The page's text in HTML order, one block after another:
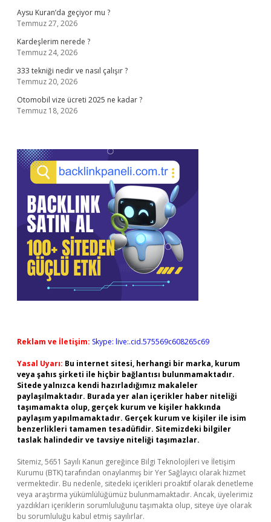
Aysu Kuran’da geçiyor mu ?
Temmuz 27, 2026
Kardeşlerim nerede ?
Temmuz 24, 2026
333 tekniği nedir ve nasıl çalışır ?
Temmuz 20, 2026
Otomobil vize ücreti 2025 ne kadar ?
Temmuz 18, 2026
Reklam ve İletişim: Skype: live:.cid.575569c608265c69
Yasal Uyarı: Bu internet sitesi, herhangi bir marka, kurum
veya şahıs şirketi ile hiçbir bağlantısı bulunmamaktadır.
Sitede yalnızca kendi hazırladığımız makaleler
paylaşılmaktadır. Burada yer alan içerikler haber niteliği
taşımamakta olup, gerçek kurum ve kişiler hakkında
paylaşım yapılmamaktadır. Gerçek kurum ve kişiler ile isim
benzerlikleri tamamen tesadüfidir. Sitemizdeki bilgiler
taslak halindedir ve tavsiye niteliği taşımazlar.
Sitemiz, 5651 Sayılı Kanun gereğince Bilgi Teknolojileri ve İletişim
Kurumu (BTK) tarafından onaylanmış bir Yer Sağlayıcı olarak hizmet
vermektedir. Bu nedenle, sitedeki içerikleri proaktif olarak denetleme
veya araştırma yükümlülüğümüz bulunmamaktadır. Ancak, üyelerimiz
yazdıkları içeriklerin sorumluluğunu taşımakta olup, siteye üye olarak
bu sorumluluğu kabul etmiş sayılırlar.